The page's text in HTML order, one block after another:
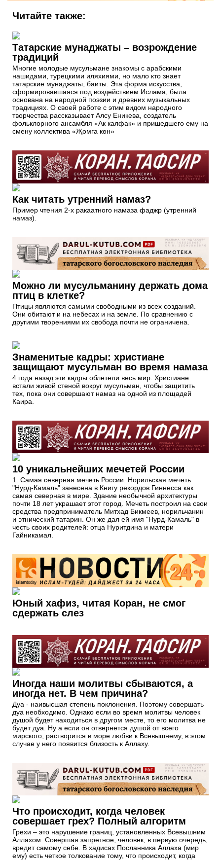
Читайте также:
Татарские мунаджаты – возрождение
традиций
Многие молодые мусульмане знакомы с арабскими
нашидами, турецкими иляхиями, но мало кто знает
татарские мунаджаты, баиты. Эта форма искусства,
сформировавшаяся под воздействием Ислама, была
основана на народной поэзии и древних музыкальных
традициях. О своей работе с этим видом народного
творчества рассказывает Алсу Еникева, создатель
фольклорного ансамбля «Ак калфак» и пришедшего ему на
смену коллектива «Җомга көн»
Как читать утренний намаз?
Пример чтения 2-х ракаатного намаза фаджр (утренний
намаз).
Можно ли мусульманину держать дома
птиц в клетке?
Птицы являются самыми свободными из всех созданий.
Они обитают и на небесах и на земле. По сравнению с
другими творениями их свобода почти не ограничена.
Знаменитые кадры: христиане
защищают мусульман во время намаза
4 года назад эти кадры облетели весь мир. Христиане
встали живой стеной вокруг мусульман, чтобы защитить
тех, пока они совершают намаз на одной из площадей
Каира.
10 уникальнейших мечетей России
1. Самая северная мечеть России. Норильская мечеть
"Нурд-Камаль" занесена в Книгу рекордов Гиннесса как
самая северная в мире. Здание необычной архитектуры
почти 18 лет украшает этот город. Мечеть построил на свои
средства предприниматель Митхад Бикмеев, норильчанин
и этнический татарин. Он же дал ей имя "Нурд-Камаль" в
честь своих родителей: отца Нуритдина и матери
Гайникамал.
Юный хафиз, читая Коран, не смог
сдержать слез
Иногда наши молитвы сбываются, а
иногда нет. В чем причина?
Дуа - наивысшая степень поклонения. Поэтому совершать
дуа необходимо. Однако если во время молитвы человек
душой будет находиться в другом месте, то его молитва не
будет дуа. Ну а если он отвернется душой от всего
мирского, растворится в море любви к Всевышнему, в этом
случае у него появится близость к Аллаху.
Что происходит, когда человек
совершает грех? Полный алгоритм
Грехи – это нарушение границ, установленных Всевышним
Аллахом. Совершая запретное, человек, в первую очередь,
вредит самому себе. В хадисах Посланника Аллаха (мир
ему) есть четкое толкование тому, что происходит, когда